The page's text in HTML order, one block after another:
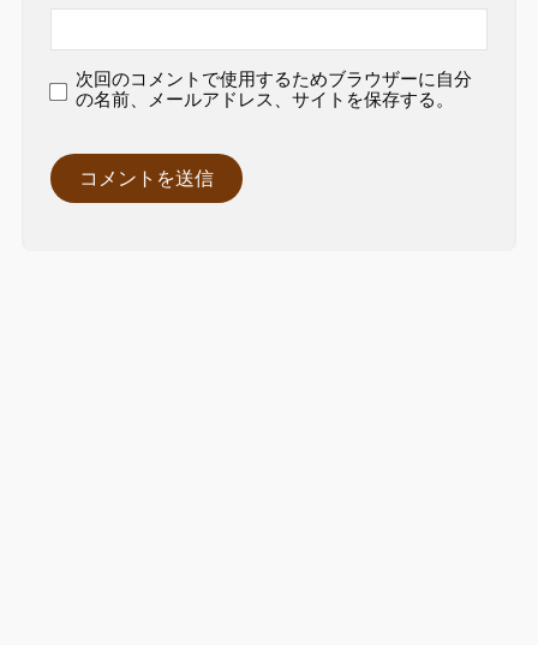
次回のコメントで使用するためブラウザーに自分
の名前、メールアドレス、サイトを保存する。